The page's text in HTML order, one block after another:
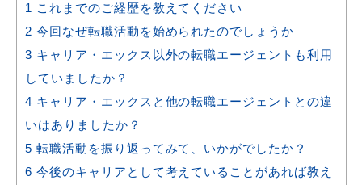
1 これまでのご経歴を教えてください
2 今回なぜ転職活動を始められたのでしょうか
3 キャリア・エックス以外の転職エージェントも利用
していましたか？
4 キャリア・エックスと他の転職エージェントとの違
いはありましたか？
5 転職活動を振り返ってみて、いかがでしたか？
6 今後のキャリアとして考えていることがあれば教え